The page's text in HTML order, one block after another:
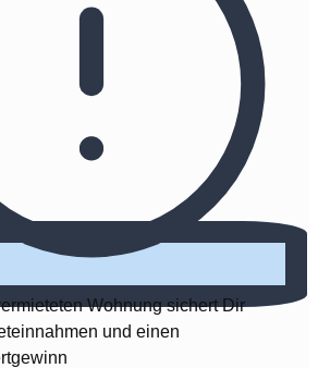
Wohnung sichert Dir
und einen